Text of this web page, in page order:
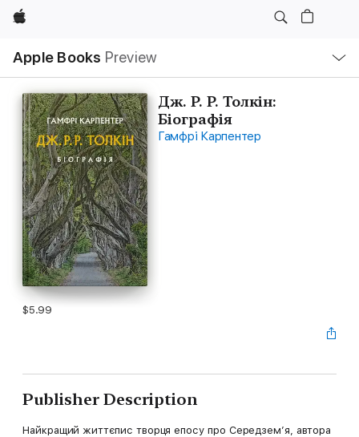
Apple
Apple Books Preview
Nav
Open
Menu
Дж. Р. Р. Толкін:
Біографія
Гамфрі Карпентер
$5.99
Publisher Description
Найкращий життєпис творця епосу про Середзем’я, автора